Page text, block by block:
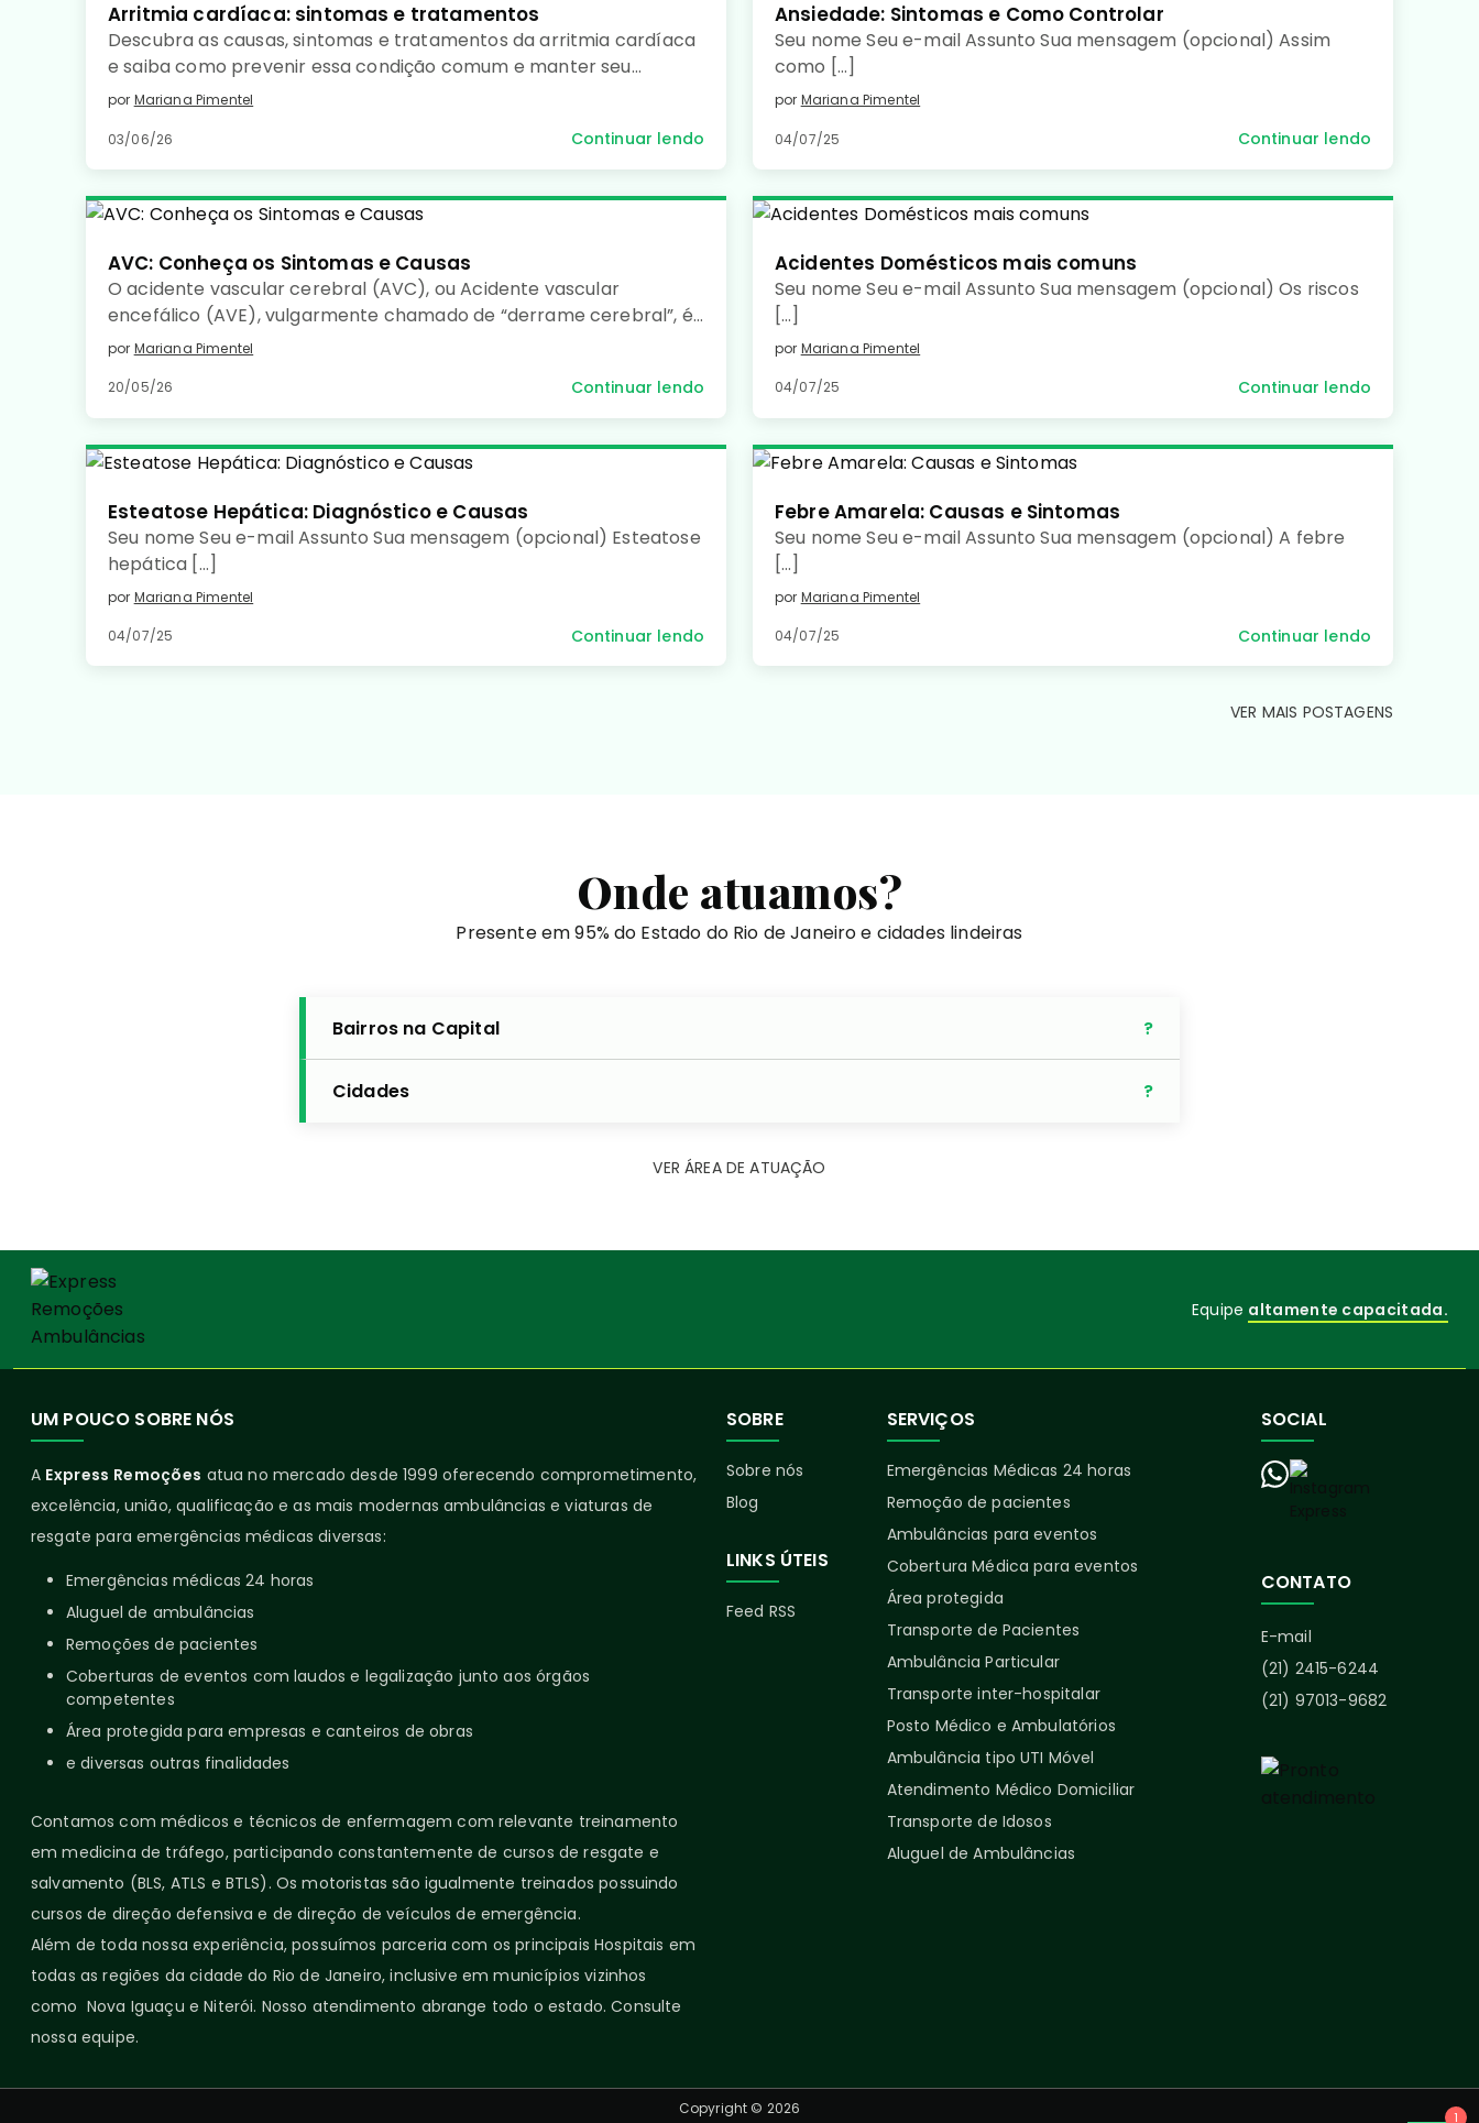
Arritmia cardíaca: sintomas e tratamentos
Descubra as causas, sintomas e tratamentos da arritmia cardíaca
e saiba como prevenir essa condição comum e manter seu
coração saudável. Leia no detalhe!
por Mariana Pimentel
03/06/26 Continuar lendo
Ansiedade: Sintomas e Como Controlar
Seu nome Seu e-mail Assunto Sua mensagem (opcional) Assim
como […]
por Mariana Pimentel
04/07/25 Continuar lendo
AVC: Conheça os Sintomas e Causas
O acidente vascular cerebral (AVC), ou Acidente vascular
encefálico (AVE), vulgarmente chamado de “derrame cerebral”, é
uma doença de início súbito, caracterizada pela falta de irrigação
de tecido cerebral.
por Mariana Pimentel
20/05/26 Continuar lendo
Acidentes Domésticos mais comuns
Seu nome Seu e-mail Assunto Sua mensagem (opcional) Os riscos
[…]
por Mariana Pimentel
04/07/25 Continuar lendo
Esteatose Hepática: Diagnóstico e Causas
Seu nome Seu e-mail Assunto Sua mensagem (opcional) Esteatose
hepática […]
por Mariana Pimentel
04/07/25 Continuar lendo
Febre Amarela: Causas e Sintomas
Seu nome Seu e-mail Assunto Sua mensagem (opcional) A febre
[…]
por Mariana Pimentel
04/07/25 Continuar lendo
VER MAIS POSTAGENS
Onde atuamos?
Presente em 95% do Estado do Rio de Janeiro e cidades lindeiras
Bairros na Capital
Cidades
VER ÁREA DE ATUAÇÃO
Equipe altamente capacitada.
UM POUCO SOBRE NÓS
A Express Remoções atua no mercado desde 1999 oferecendo comprometimento,
excelência, união, qualificação e as mais modernas ambulâncias e viaturas de
resgate para emergências médicas diversas:
Emergências médicas 24 horas
Aluguel de ambulâncias
Remoções de pacientes
Coberturas de eventos com laudos e legalização junto aos órgãos
competentes
Área protegida para empresas e canteiros de obras
e diversas outras finalidades
Contamos com médicos e técnicos de enfermagem com relevante treinamento
em medicina de tráfego, participando constantemente de cursos de resgate e
salvamento (BLS, ATLS e BTLS). Os motoristas são igualmente treinados possuindo
cursos de direção defensiva e de direção de veículos de emergência.
Além de toda nossa experiência, possuímos parceria com os principais Hospitais em
todas as regiões da cidade do Rio de Janeiro, inclusive em municípios vizinhos
como Nova Iguaçu e Niterói. Nosso atendimento abrange todo o estado. Consulte
nossa equipe.
SOBRE
Sobre nós
Blog
LINKS ÚTEIS
Feed RSS
SERVIÇOS
Emergências Médicas 24 horas
Remoção de pacientes
Ambulâncias para eventos
Cobertura Médica para eventos
Área protegida
Transporte de Pacientes
Ambulância Particular
Transporte inter-hospitalar
Posto Médico e Ambulatórios
Ambulância tipo UTI Móvel
Atendimento Médico Domiciliar
Transporte de Idosos
Aluguel de Ambulâncias
SOCIAL
CONTATO
E-mail
(21) 2415-6244
(21) 97013-9682
Copyright © 2026
1